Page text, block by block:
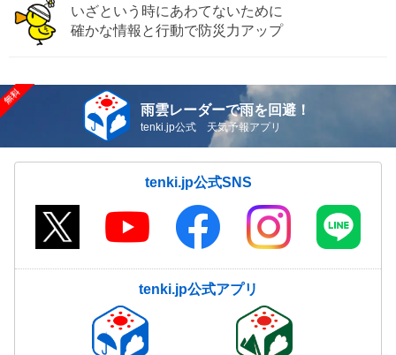
いざという時にあわてないために
確かな情報と行動で防災力アップ
雨雲レーダーで雨を回避！
tenki.jp公式 天気予報アプリ
tenki.jp公式SNS
tenki.jp公式アプリ